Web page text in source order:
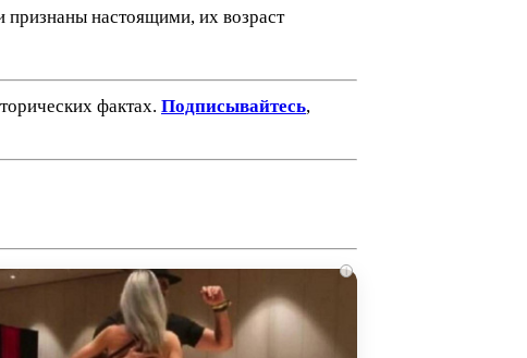
признаны настоящими, их возраст
фактах. Подписывайтесь,
i